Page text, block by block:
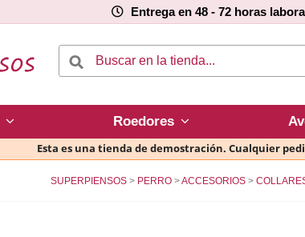
Entrega en 48 - 72 horas
Roedores
Esta es una tienda de demostración. Cualquier
SUPERPIENSOS PERRO ACCESORIOS